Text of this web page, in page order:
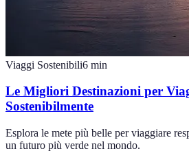
Viaggi Sostenibili6 min
Le Migliori Destinazioni per
Sostenibilmente
Esplora le mete più belle per viaggiare
un futuro più verde nel mondo.